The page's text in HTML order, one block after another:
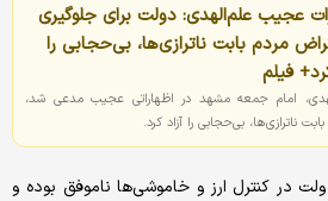
عجیب علم‌الهدی: دولت برای جلوگیری
مردم بابت ناترازی‌ها، بی‌حجابی را
فیلم
امام جمعه مشهد در اظهاراتی عجیب مدعی شد،
ناترازی‌ها، بی‌حجابی را آزاد کرد.
در کنترل ارز و خاموشی‌ها ناموفق بوده و